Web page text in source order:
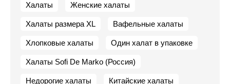
Халаты Женские халаты
Халаты размера XL Вафельные халаты
Хлопковые халаты Один халат в упаковке
Халаты Sofi De Marko (Россия)
Недорогие халаты Китайские халаты